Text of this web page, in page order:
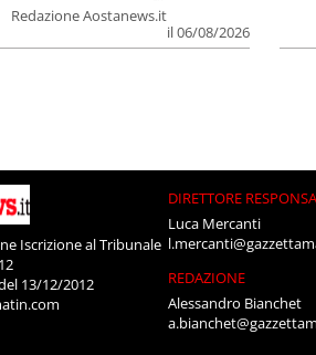
Redazione Aostanews.it
il 06/08/2026
Iscrizione al Tribunale
13/12/2012
DIRETTORE
Luca Mercanti
REDAZIONE
Alessandro Bianchet